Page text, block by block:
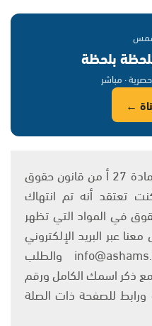
بلحظة بلحظة
حصرية · مباشر
←
يتم الاستخدام المواد وفقًا للمادة 27 أ من قانون حقوق
2007، وإن كنت تعتقد أنه تم انتهاك
في المواد التي تظهر
عبر البريد الإلكتروني
على العنوان التالي: info@ashams.com والطلب
ذكر اسمك الكامل ورقم
للصفحة ذات الصلة